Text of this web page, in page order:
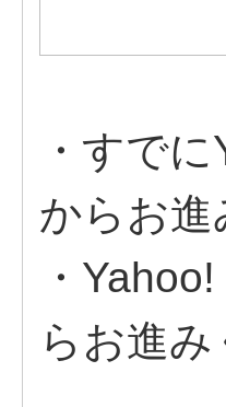
・すで
からお進
・
らお進み